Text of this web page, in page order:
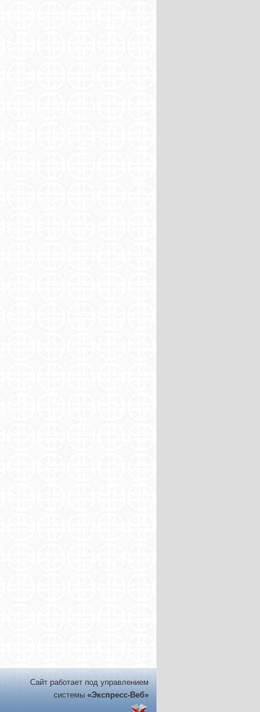
Сайт работает под управлением
системы «Экспресс-Веб»